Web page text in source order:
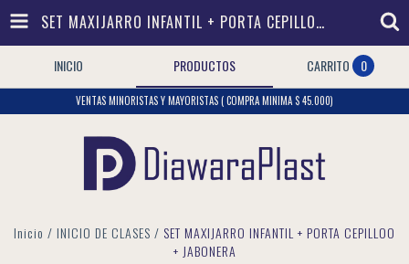
SET MAXIJARRO INFANTIL + PORTA CEPILLOO + JABONERA
INICIO PRODUCTOS CARRITO 0
VENTAS MINORISTAS Y MAYORISTAS ( COMPRA MINIMA $ 45.000)
Inicio / INICIO DE CLASES / SET MAXIJARRO INFANTIL + PORTA CEPILLOO
+ JABONERA